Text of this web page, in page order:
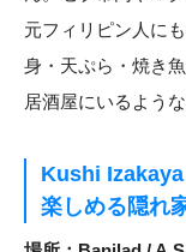
元フィリピン人に
身・天ぷら・焼き
居酒屋にいるよう
Kushi Izakaya
楽しめる隠れ